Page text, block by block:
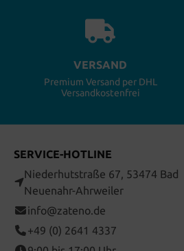
VERSAND
Premium Versand per DHL
Versandkostenfrei
SERVICE-HOTLINE
Niederhutstraße 67, 53474 Bad
Neuenahr-Ahrweiler
info@zateno.de
+49 (0) 2641 4337